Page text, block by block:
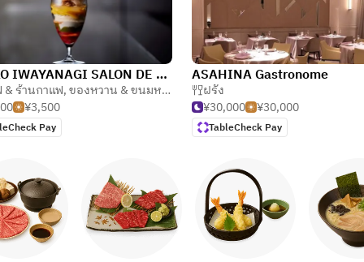
ASAKO IWAYANAGI SALON DE THÉ
& ร้านกาแฟ, ของหวาน & ขนมหวาน
¥3,500
Pay
ASAHINA Gastronome
ฝรั่ง
¥30,000
¥30,000
TableCheck Pay